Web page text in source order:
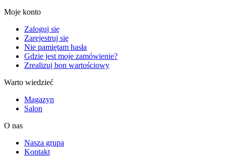
Moje konto
Zaloguj się
Zarejestruj się
Nie pamiętam hasła
Gdzie jest moje zamówienie?
Zrealizuj bon wartościowy
Warto wiedzieć
Magazyn
Salon
O nas
Nasza grupa
Kontakt